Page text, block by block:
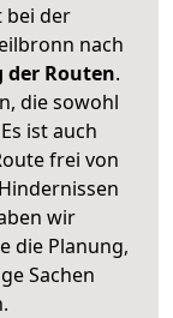
bei der
nach
der Routen.
die sowohl
ist auch
frei von
wir
die Planung,
Sachen